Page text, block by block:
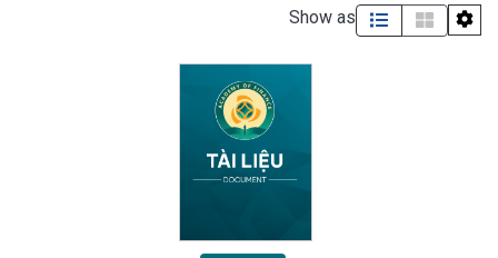
Show as